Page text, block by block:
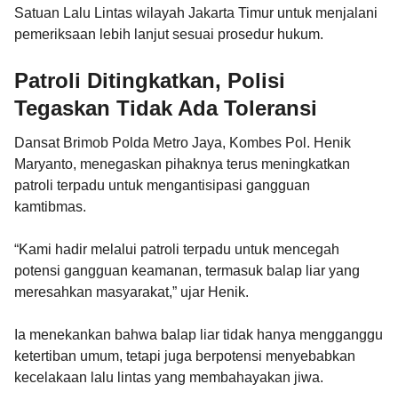
Satuan Lalu Lintas wilayah Jakarta Timur untuk menjalani
pemeriksaan lebih lanjut sesuai prosedur hukum.
Patroli Ditingkatkan, Polisi
Tegaskan Tidak Ada Toleransi
Dansat Brimob Polda Metro Jaya, Kombes Pol. Henik
Maryanto, menegaskan pihaknya terus meningkatkan
patroli terpadu untuk mengantisipasi gangguan
kamtibmas.
“Kami hadir melalui patroli terpadu untuk mencegah
potensi gangguan keamanan, termasuk balap liar yang
meresahkan masyarakat,” ujar Henik.
Ia menekankan bahwa balap liar tidak hanya mengganggu
ketertiban umum, tetapi juga berpotensi menyebabkan
kecelakaan lalu lintas yang membahayakan jiwa.